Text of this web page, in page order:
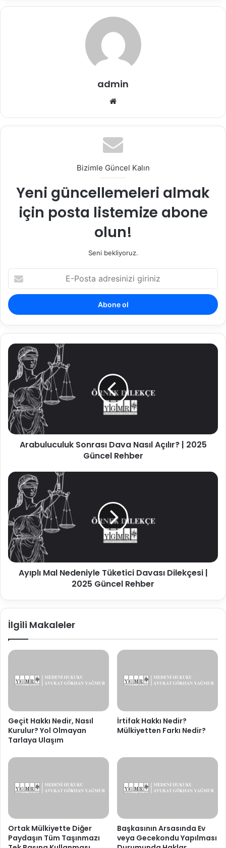
admin
Bizimle Güncel Kalın
Yeni güncellemeleri almak
için posta listemize abone
olun!
Seni bekliyoruz.
Posta
adresinizi
giriniz
Arabuluculuk
Sonrası
Dava
Nasıl
Açılır?
2025
Güncel
Rehber
Arabuluculuk Sonrası Dava Nasıl Açılır? | 2025
Güncel Rehber
Ayıplı
Mal
Nedeniyle
Tüketici
Davası
Dilekçesi
2025
Güncel
Rehber
Ayıplı Mal Nedeniyle Tüketici Davası Dilekçesi |
2025 Güncel Rehber
İlgili Makaleler
Geçit Hakkı Nedir, Nasıl
Kurulur? Yol Olmayan
Tarlaya Ulaşım
İrtifak Hakkı Nedir?
Mülkiyetten Farkı Nedir?
Ortak Mülkiyette Diğer
Paydaşın Tüm Taşınmazı
Başkasının Arsasında Ev
veya Gecekondu Yapılması